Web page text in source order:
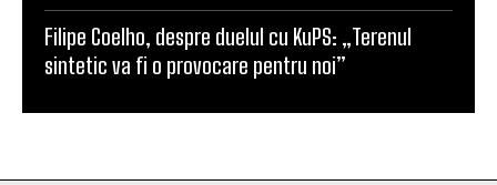
Filipe Coelho, despre duelul cu KuPS: „Terenul
sintetic va fi o provocare pentru noi”